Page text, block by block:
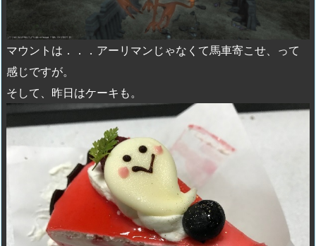
マウントは．．．アーリマンじゃなくて馬車寄こせ、って
感じですが。
そして、昨日はケーキも。